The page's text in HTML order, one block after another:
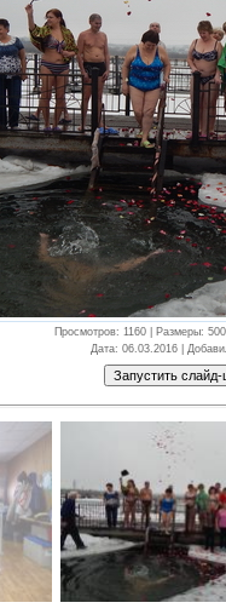
Просмотров: 1160 | Размеры:
Дата: 06.03.2016 |